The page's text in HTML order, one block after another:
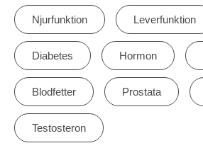
Njurfunktion Leverfunktion
Diabetes Hormon
Blodfetter Prostata
Testosteron